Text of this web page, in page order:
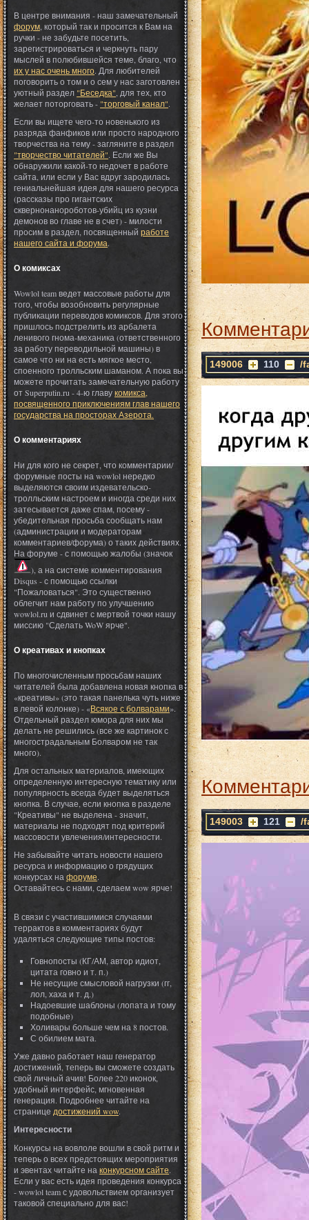
В центре внимания - наш замечательный
форум , который так и просится к Вам на
ручки - не забудьте посетить,
зарегистрироваться и черкнуть пару
мыслей в полюбившейся теме, благо, что
их у нас очень много. Для любителей
поговорить о том и о сем у нас заготовлен
уютный раздел "Беседка" , для тех, кто
желает поторговать - "торговый канал".
Если вы ищете чего-то новенького из
разряда фанфиков или просто народного
творчества на тему - загляните в раздел
"творчество читателей". Если же Вы
обнаружили какой-то недочет в работе
сайта, или если у Вас вдруг зародилась
гениальнейшая идея для нашего ресурса
(рассказы про гигантских
сквернонанороботов-убийц из кузни
демонов во главе не в счет) - милости
просим в раздел, посвященный работе
нашего сайта и форума.
О комиксах
Wowlol team ведет массовые работы для
того, чтобы возобновить регулярные
публикации переводов комиксов. Для этого
пришлось подстрелить из арбалета
ленивого гнома-механика (ответственного
за работу переводильной машины) в
самое что ни на есть мягкое место,
споенного тролльским шаманом. А пока вы
можете прочитать замечательную работу
от Superputin.ru - 4-ю главукомикса,
посвященного приключениям глав нашего
государства на просторах Азерота.
О комментариях
Ни для кого не секрет, что комментарии/
форумные посты на wowlol нередко
выделяются своим издевательско-
тролльским настроем и иногда среди них
затесывается даже спам, посему -
убедительная просьба сообщать нам
(администрации и модераторам
комментариев/форума) о таких действиях.
На форуме - с помощью жалобы (значок
), а на системе комментирования
Disqus - с помощью ссылки
"Пожаловаться". Это существенно
облегчит нам работу по улучшению
wowlol.ru и сдвинет с мертвой точки нашу
миссию "Сделать WoW ярче".
О креативах и кнопках
По многочисленным просьбам наших
читателей была добавлена новая кнопка в
«креативы» (это такая панелька чуть ниже
в левой колонке) - «Всякое с болварами».
Отдельный раздел юмора для них мы
делать не решились (все же картинок с
многострадальным Болваром не так
много).
Для остальных материалов, имеющих
определенную интересную тематику или
популярность всегда будет выделяться
кнопка. В случае, если кнопка в разделе
"Креативы" не выделена - значит,
материалы не подходят под критерий
массовости увлечения/интересности.
Не забывайте читать новости нашего
ресурса и информацию о грядущих
конкурсах на форуме.
Оставайтесь с нами, сделаем wow ярче!
В связи с участившимися случаями
террактов в комментариях будут
удаляться следующие типы постов:
Говнопосты (КГ/АМ, автор идиот,
цитата говно и т. п.)
Не несущие смысловой нагрузки (гг,
лол, хаха и т. д.)
Надоевшие шаблоны (лопата и тому
подобные)
Холивары больше чем на 8 постов.
С обилием мата.
Уже давно работает наш генератор
достижений, теперь вы сможете создать
свой личный ачив! Более 220 иконок,
удобный интерфейс, мгновенная
генерация. Подробнее читайте на
странице достижений wow.
Интересности
Конкурсы на вовлоле вошли в свой ритм и
теперь о всех предстоящих мероприятия
и эвентах читайте на конкурсном сайте.
Если у вас есть идея проведения конкурса
- wowlol team с удовольствием организует
таковой специально для вас!
149006 110 /
149003 121 /